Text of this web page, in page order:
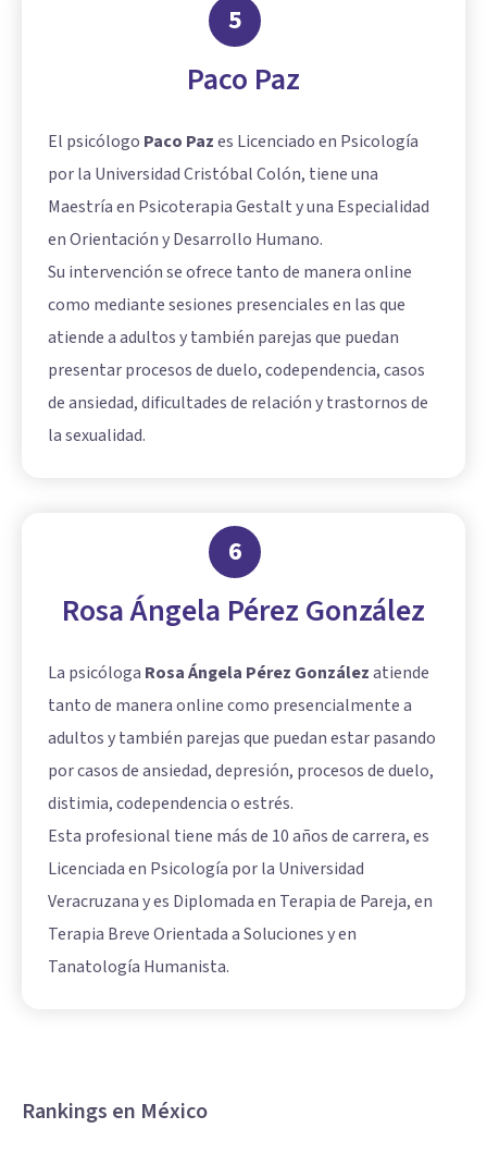
5
Paco Paz
El psicólogo Paco Pazes Licenciado en Psicología
por la Universidad Cristóbal Colón, tiene una
Maestría en Psicoterapia Gestalt y una Especialidad
en Orientación y Desarrollo Humano.
Su intervención se ofrece tanto de manera online
como mediante sesiones presenciales en las que
atiende a adultos y también parejas que puedan
presentar procesos de duelo, codependencia, casos
de ansiedad, dificultades de relación y trastornos de
la sexualidad.
6
Rosa Ángela Pérez González
La psicóloga Rosa Ángela Pérez Gonzálezatiende
tanto de manera online como presencialmente a
adultos y también parejas que puedan estar pasando
por casos de ansiedad, depresión, procesos de duelo,
distimia, codependencia o estrés.
Esta profesional tiene más de 10 años de carrera, es
Licenciada en Psicología por la Universidad
Veracruzana y es Diplomada en Terapia de Pareja, en
Terapia Breve Orientada a Soluciones y en
Tanatología Humanista.
Rankings en México